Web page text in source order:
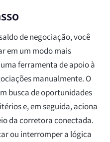
de negociação, você
em um modo mais
ferramenta de apoio à
manualmente. O
busca de oportunidades
e, em seguida, aciona
da corretora conectada.
ou interromper a lógica